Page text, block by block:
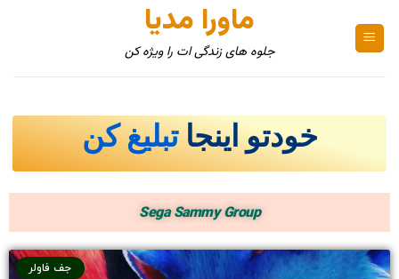
ماورا مدیا
جلوه های زندگی ات را ویژه کن
خودتو اینجا تبلیغ کن
Sega Sammy Group
جف فاولر